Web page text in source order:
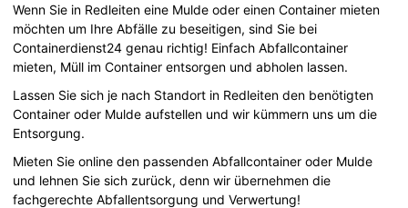
Wenn Sie in Redleiten eine Mulde oder einen Container mieten
möchten um Ihre Abfälle zu beseitigen, sind Sie bei
Containerdienst24 genau richtig! Einfach Abfallcontainer
mieten, Müll im Container entsorgen und abholen lassen.
Lassen Sie sich je nach Standort in Redleiten den benötigten
Container oder Mulde aufstellen und wir kümmern uns um die
Entsorgung.
Mieten Sie online den passenden Abfallcontainer oder Mulde
und lehnen Sie sich zurück, denn wir übernehmen die
fachgerechte Abfallentsorgung und Verwertung!